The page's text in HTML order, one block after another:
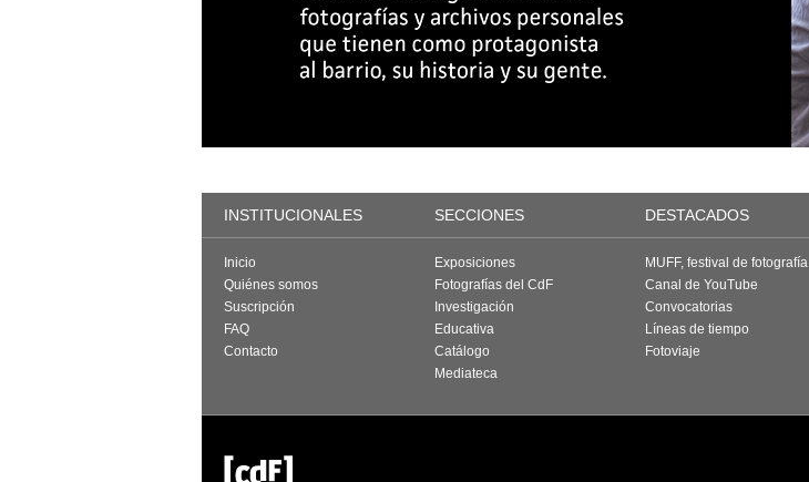
INSTITUCIONALES SECCIONES DESTACADOS
Inicio
Quiénes somos
Suscripción
FAQ
Contacto
Exposiciones
Fotografías del CdF
Investigación
Educativa
Catálogo
Mediateca
MUFF, festival de fotografía
Canal de YouTube
Convocatorias
Líneas de tiempo
Fotoviaje